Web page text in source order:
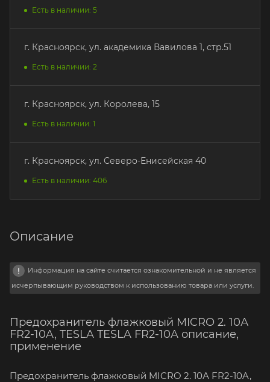
Есть в наличии: 5
г. Красноярск, ул. академика Вавилова 1, стр.51
Есть в наличии: 2
г. Красноярск, ул. Королева, 15
Есть в наличии: 1
г. Красноярск, ул. Северо-Енисейская 40
Есть в наличии: 406
Описание
Информация на сайте считается ознакомительной и не является
исчерпывающим руководством к использованию товара или услуги.
Предохранитель флажковый MICRO 2. 10А
FR2-10A, TESLA TESLA FR2-10A описание,
применение
Предохранитель флажковый MICRO 2. 10А FR2-10A,